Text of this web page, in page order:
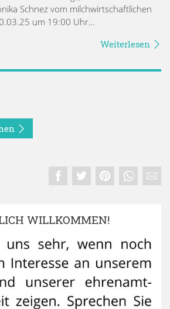
Schnez vom milchwirtschaftlichen
um 19:00 Uhr…
Weiterlesen
WILLKOMMEN!